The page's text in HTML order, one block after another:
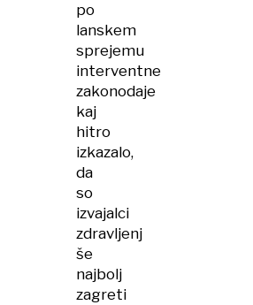
po
lanskem
sprejemu
interventne
zakonodaje
kaj
hitro
izkazalo,
da
so
izvajalci
zdravljenj
še
najbolj
zagreti